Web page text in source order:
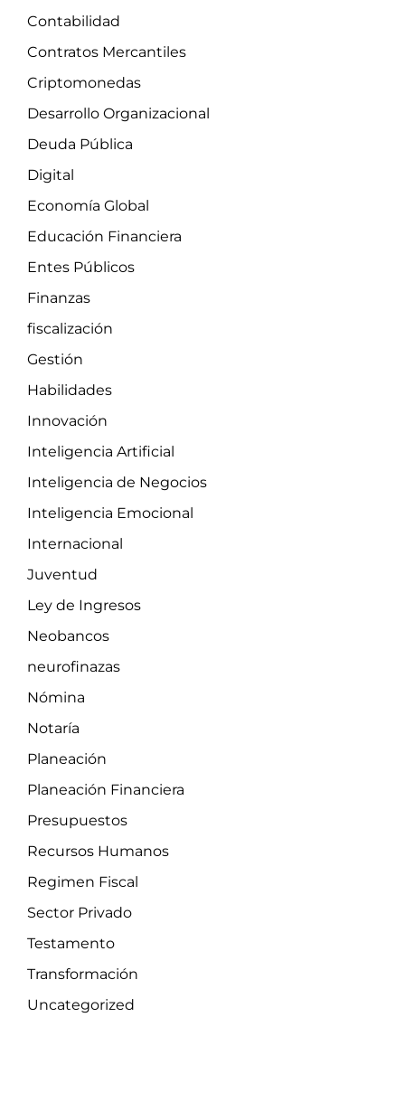
Contabilidad
Contratos Mercantiles
Criptomonedas
Desarrollo Organizacional
Deuda Pública
Digital
Economía Global
Educación Financiera
Entes Públicos
Finanzas
fiscalización
Gestión
Habilidades
Innovación
Inteligencia Artificial
Inteligencia de Negocios
Inteligencia Emocional
Internacional
Juventud
Ley de Ingresos
Neobancos
neurofinazas
Nómina
Notaría
Planeación
Planeación Financiera
Presupuestos
Recursos Humanos
Regimen Fiscal
Sector Privado
Testamento
Transformación
Uncategorized